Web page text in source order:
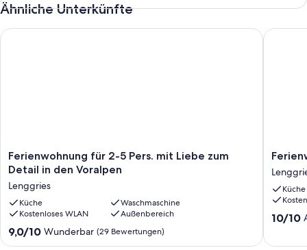
Ähnliche Unterkünfte
Ferienwohnung
für
5
Pers.
mit
Liebe
zum
Ferienwohnung für 2-5 Pers. mit Liebe zum
Detail in den Voralpen
Lenggries
Küche
Waschmaschine
Kostenloses WLAN
Außenbereich
9.0
von
9,0/10 Wunderbar (29 Bewertungen)
Ferienwohnung für 2-5 Pers. mit Liebe zum Detail in den
Küche
10.0
10/10